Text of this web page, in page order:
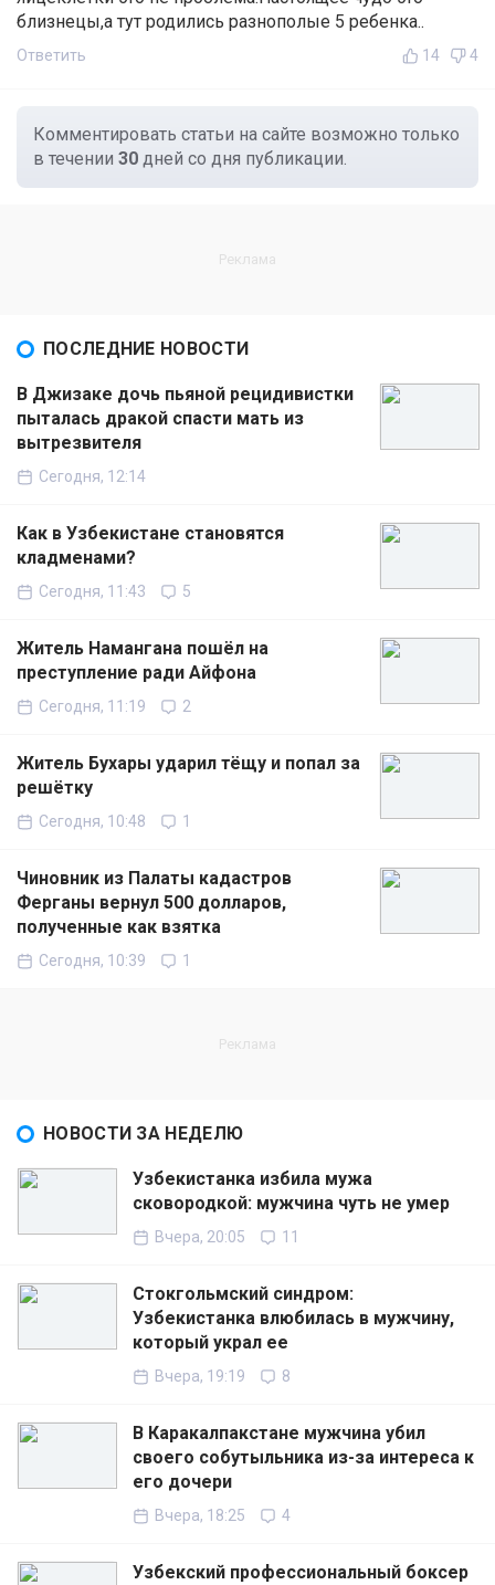
близнецы,а тут родились разнополые 5 ребенка..
Ответить 14 4
Комментировать статьи на сайте возможно только
в течении 30 дней со дня публикации.
ПОСЛЕДНИЕ НОВОСТИ
В Джизаке дочь пьяной рецидивистки
пыталась дракой спасти мать из
вытрезвителя
Сегодня, 12:14
Как в Узбекистане становятся
кладменами?
Сегодня, 11:43 5
Житель Намангана пошёл на
преступление ради Айфона
Сегодня, 11:19 2
Житель Бухары ударил тёщу и попал за
решётку
Сегодня, 10:48 1
Чиновник из Палаты кадастров
Ферганы вернул 500 долларов,
полученные как взятка
Сегодня, 10:39 1
НОВОСТИ ЗА НЕДЕЛЮ
Узбекистанка избила мужа
сковородкой: мужчина чуть не умер
Вчера, 20:05 11
Стокгольмский синдром:
Узбекистанка влюбилась в мужчину,
который украл ее
Вчера, 19:19 8
В Каракалпакстане мужчина убил
своего собутыльника из-за интереса к
его дочери
Вчера, 18:25 4
Узбекский профессиональный боксер